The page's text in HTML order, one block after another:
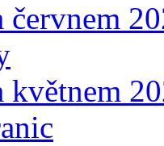
červnem
květnem